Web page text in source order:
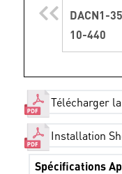
DACN1-
10-440
Télécharger
Installation
Spécifications